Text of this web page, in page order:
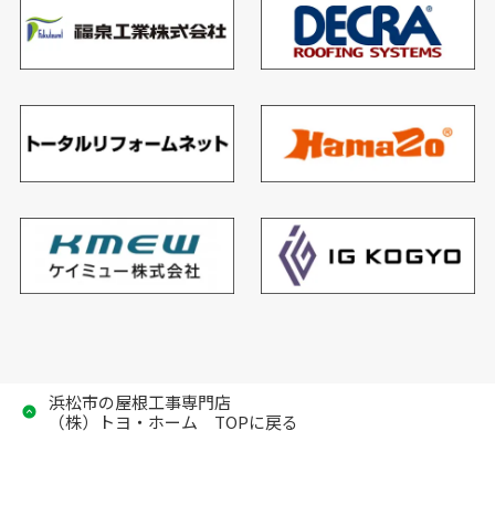
浜松市の屋根工事専門店
（株）トヨ・ホーム TOPに戻る